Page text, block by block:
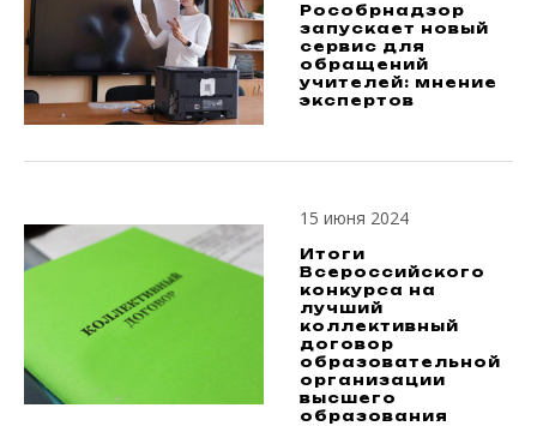
Рособрнадзор
запускает новый
сервис для
обращений
учителей: мнение
экспертов
15 июня 2024
Итоги
Всероссийского
конкурса на
лучший
коллективный
договор
образовательной
организации
высшего
образования